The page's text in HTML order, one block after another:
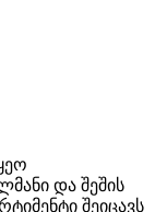
და შეშის
შეიცავს